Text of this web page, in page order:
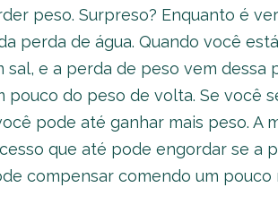
peso. Surpreso? Enquanto é
perda de água. Quando você
sal, e a perda de peso vem dessa
pouco do peso de volta. Se você
pode até ganhar mais peso. A
que até pode engordar se a
compensar comendo um pouco